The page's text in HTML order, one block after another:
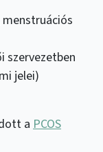
szervezetben
jelei)
a PCOS